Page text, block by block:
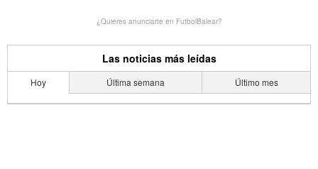
¿Quieres anunciarte en FutbolBalear?
Las noticias más leídas
Hoy Última semana Último mes